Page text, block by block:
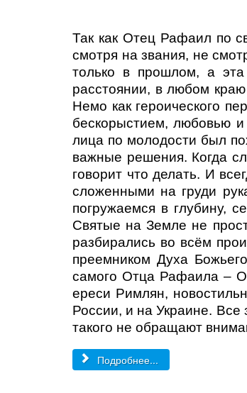
Так как Отец Рафаил по
смотря на звания, не
только в прошлом, а
расстоянии, в любом
Немо как героического
бескорыстием, любовью
лица по молодости был
важные решения. Когда
говорит что делать. И
сложенными на груди
погружаемся в глубину,
Святые на Земле не
разбирались во всём
преемником Духа
самого Отца Рафаила –
ереси Римлян,
России, и на Украине. Все
такого не обращают
Подробнее...